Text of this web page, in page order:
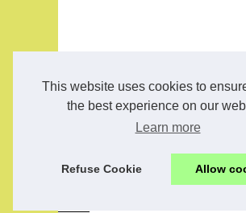
This website uses cookies to
the best experience on our
Learn more
Refuse Cookie Allow